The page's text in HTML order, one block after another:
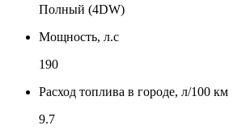
Полный (4DW)
Мощность, л.с
190
Расход топлива в городе, л/100 км
9.7